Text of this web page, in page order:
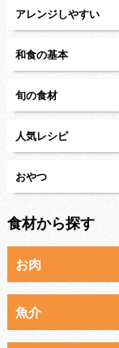
アレンジしやすい
和食の基本
旬の食材
人気レシピ
おやつ
食材から探す
お肉
魚介